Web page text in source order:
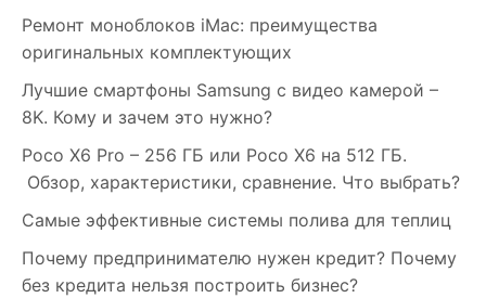
Ремонт моноблоков iMac: преимущества
оригинальных комплектующих
Лучшие смартфоны Samsung c видео камерой –
8K. Кому и зачем это нужно?
Poco X6 Pro – 256 ГБ или Poco X6 на 512 ГБ.
Обзор, характеристики, сравнение. Что выбрать?
Самые эффективные системы полива для теплиц
Почему предпринимателю нужен кредит? Почему
без кредита нельзя построить бизнес?